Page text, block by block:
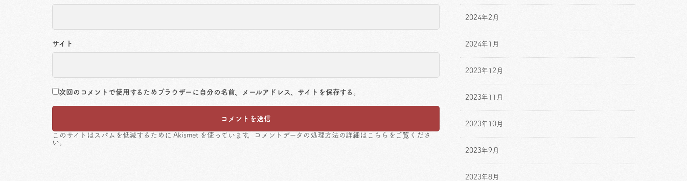
サイト
次回のコメントで使用するためブラウザーに自分の名前、メールアドレス、サイトを保存する。
このサイトはスパムを低減するために Akismet を使っています。
コメントデータの処理方法の詳細はこちらをご覧くださ
い。
2024年2月
2024年1月
2023年12月
2023年11月
2023年10月
2023年9月
2023年8月